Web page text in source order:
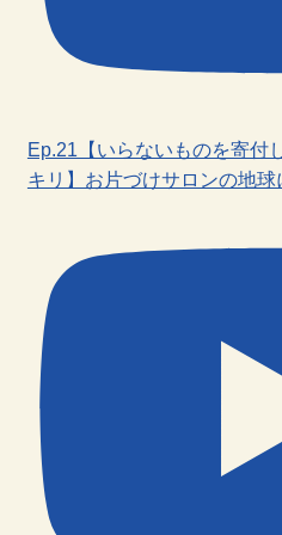
Ep.21【いらないものを寄付
キリ】お片づけサロンの地